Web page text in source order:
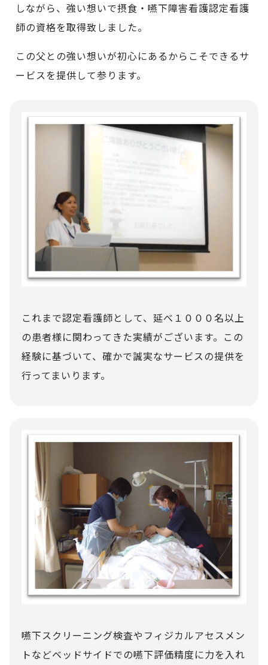
しながら、強い想いで摂食・嚥下障害看護認定看護
師の資格を取得致しました。
この父との強い想いが初心にあるからこそできるサ
ービスを提供して参ります。
これまで認定看護師として、延べ１０００名以上
の患者様に関わってきた実績がございます。この
経験に基づいて、確かで誠実なサービスの提供を
行ってまいります。
嚥下スクリーニング検査やフィジカルアセスメン
トなどベッドサイドでの嚥下評価精度に力を入れ